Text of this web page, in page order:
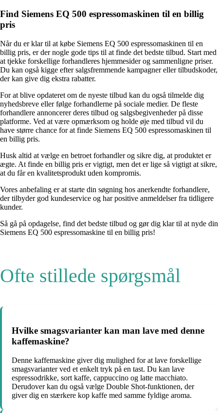
Find Siemens EQ 500 espressomaskinen til en billig
pris
Når du er klar til at købe Siemens EQ 500 espressomaskinen til en
billig pris, er der nogle gode tips til at finde det bedste tilbud. Start med
at tjekke forskellige forhandleres hjemmesider og sammenligne priser.
Du kan også kigge efter salgsfremmende kampagner eller tilbudskoder,
der kan give dig ekstra rabatter.
For at blive opdateret om de nyeste tilbud kan du også tilmelde dig
nyhedsbreve eller følge forhandlerne på sociale medier. De fleste
forhandlere annoncerer deres tilbud og salgsbegivenheder på disse
platforme. Ved at være opmærksom og holde øje med tilbud vil du
have større chance for at finde Siemens EQ 500 espressomaskinen til
en billig pris.
Husk altid at vælge en betroet forhandler og sikre dig, at produktet er
ægte. At finde en billig pris er vigtigt, men det er lige så vigtigt at sikre,
at du får en kvalitetsprodukt uden kompromis.
Vores anbefaling er at starte din søgning hos anerkendte forhandlere,
der tilbyder god kundeservice og har positive anmeldelser fra tidligere
kunder.
Så gå på opdagelse, find det bedste tilbud og gør dig klar til at nyde din
Siemens EQ 500 espressomaskine til en billig pris!
Ofte stillede spørgsmål
Hvilke smagsvarianter kan man lave med denne
kaffemaskine?
Denne kaffemaskine giver dig mulighed for at lave forskellige
smagsvarianter ved et enkelt tryk på en tast. Du kan lave
espressodrikke, sort kaffe, cappuccino og latte macchiato.
Derudover kan du også vælge Double Shot-funktionen, der
giver dig en stærkere kop kaffe med samme fyldige aroma.